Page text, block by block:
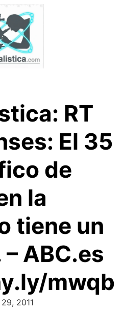
RT
El 35
de
la
tiene un
ABC.es
mwqb
2011